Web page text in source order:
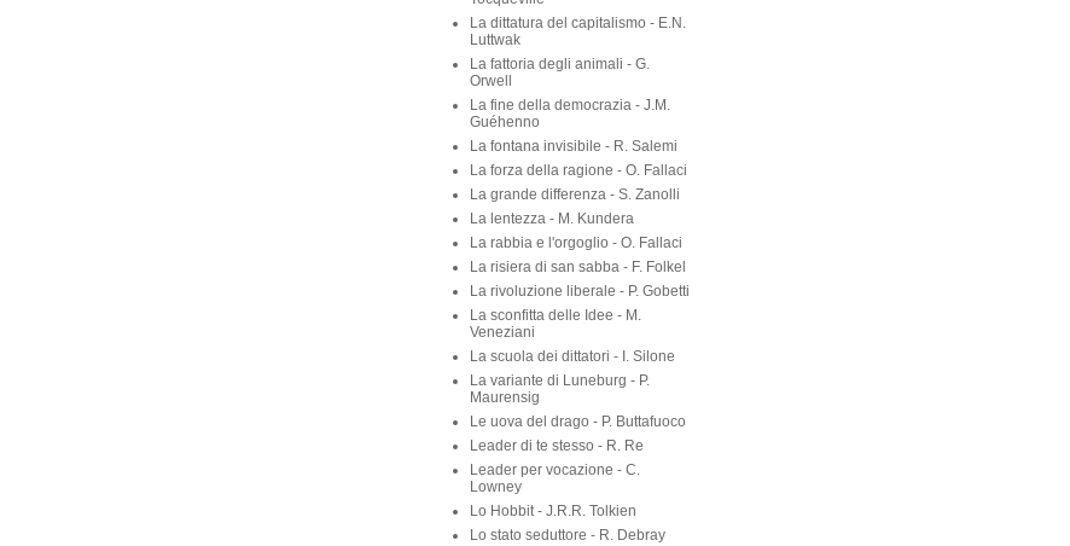
La dittatura del capitalismo - E.N.
Luttwak
La fattoria degli animali - G.
Orwell
La fine della democrazia - J.M.
Guéhenno
La fontana invisibile - R. Salemi
La forza della ragione - O. Fallaci
La grande differenza - S. Zanolli
La lentezza - M. Kundera
La rabbia e l'orgoglio - O. Fallaci
La risiera di san sabba - F. Folkel
La rivoluzione liberale - P. Gobetti
La sconfitta delle Idee - M.
Veneziani
La scuola dei dittatori - I. Silone
La variante di Luneburg - P.
Maurensig
Le uova del drago - P. Buttafuoco
Leader di te stesso - R. Re
Leader per vocazione - C.
Lowney
Lo Hobbit - J.R.R. Tolkien
Lo stato seduttore - R. Debray